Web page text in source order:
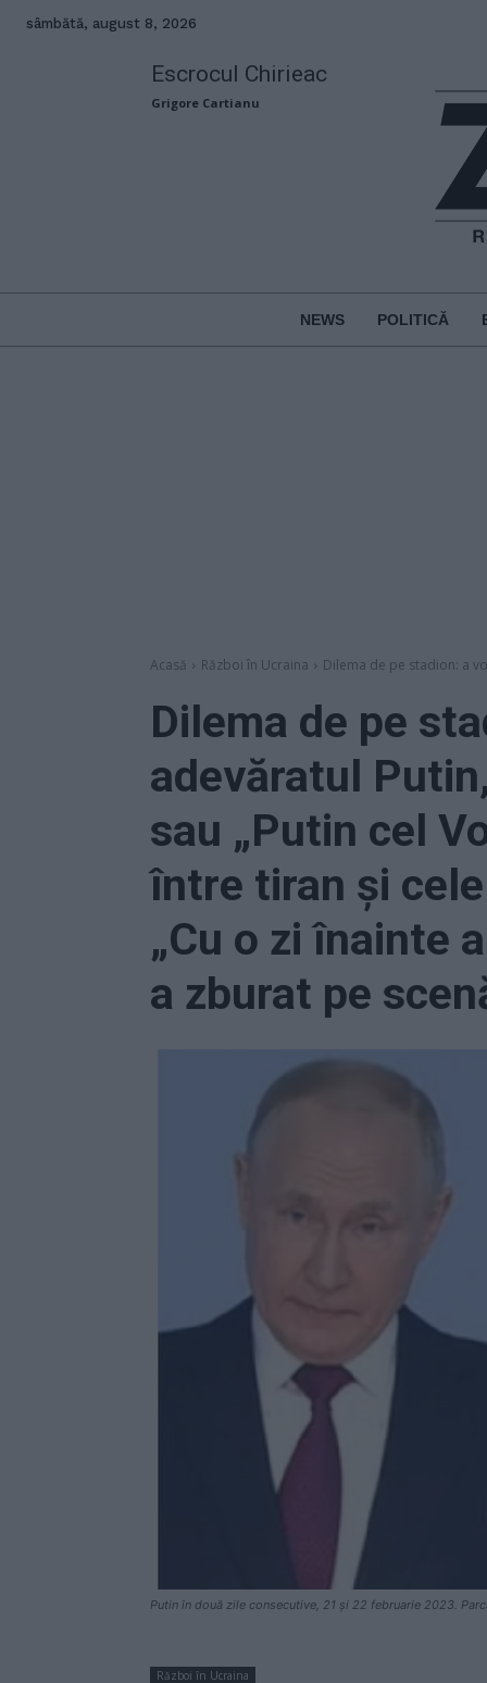
sâmbătă, august 8, 2026
Escrocul Chirieac
Grigore Cartianu
NEWS POLITICĂ
Acasă Război în Ucraina Dilema de pe stadion: a
Dilema de pe
adevăratul
sau „Putin cel
între tiran și
„Cu o zi înainte
a zburat pe
Putin în două zile consecutive, 21 și 22 februarie 2023.
Război în Ucraina